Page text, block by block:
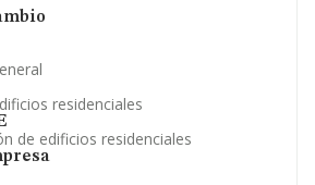
residenciales
de edificios residenciales